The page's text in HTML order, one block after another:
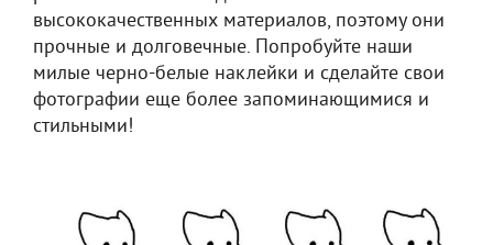
высококачественных материалов, поэтому они
прочные и долговечные. Попробуйте наши
милые черно-белые наклейки и сделайте свои
фотографии еще более запоминающимися и
стильными!